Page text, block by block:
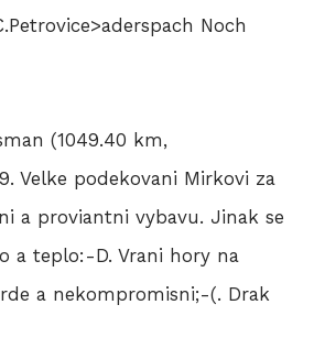
Noch
(1049.40 km,
Velke podekovani Mirkovi za
a proviantni vybavu. Jinak se
a teplo:-D. Vrani hory na
a nekompromisni;-(. Drak